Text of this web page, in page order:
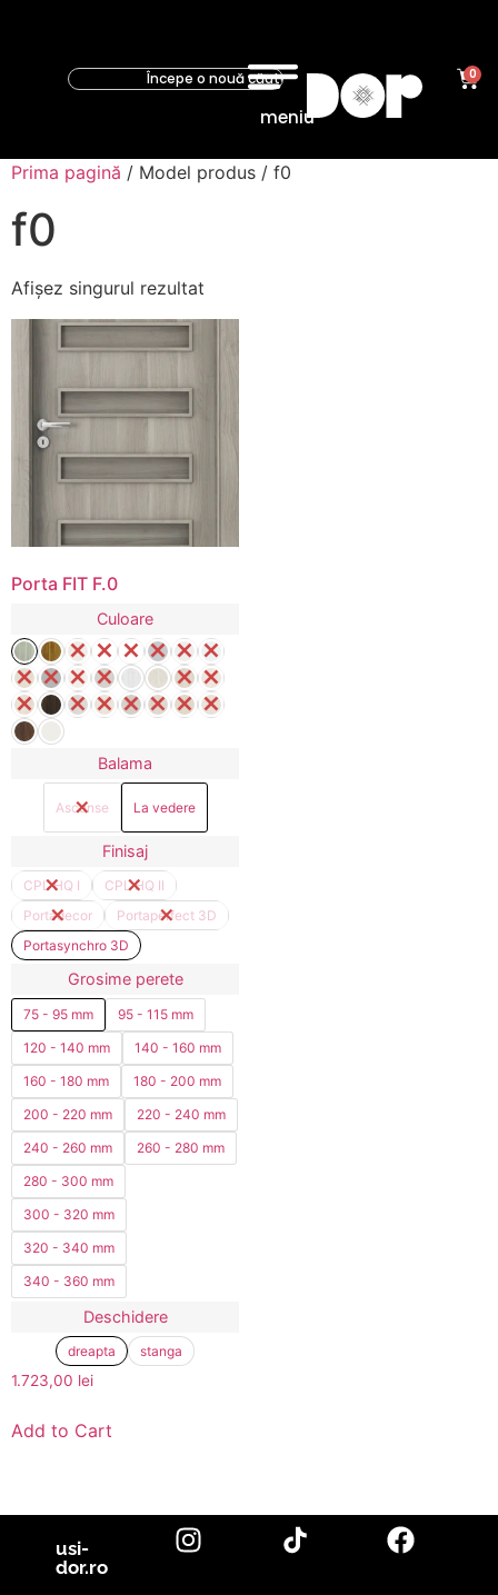
meniu
0
Prima pagină / Model produs / f0
f0
Afișez singurul rezultat
Porta FIT F.0
Culoare
Balama
Ascunse La vedere
Finisaj
CPL HQ I
CPL HQ II
Portadecor
Portaperfect 3D
Portasynchro 3D
Grosime perete
75 - 95 mm
95 - 115 mm
120 - 140 mm
140 - 160 mm
160 - 180 mm
180 - 200 mm
200 - 220 mm
220 - 240 mm
240 - 260 mm
260 - 280 mm
280 - 300 mm
300 - 320 mm
320 - 340 mm
340 - 360 mm
Deschidere
dreapta stanga
1.723,00 lei
Add to Cart
usi-
dor.ro